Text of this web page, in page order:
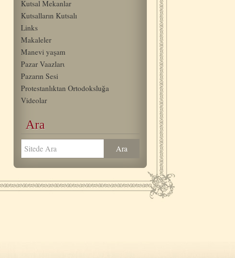
Kutsal Mekanlar
Kutsalların Kutsalı
Links
Makaleler
Manevi yaşam
Pazar Vaazlarι
Pazarın Sesi
Protestanlıktan Ortodoksluğa
Videolar
Ara